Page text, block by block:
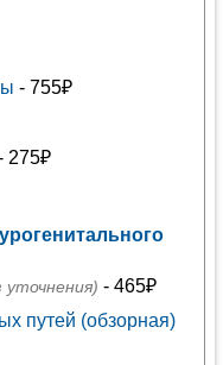
- 755₽
275₽
уточнения) - 465₽
путей (обзорная)